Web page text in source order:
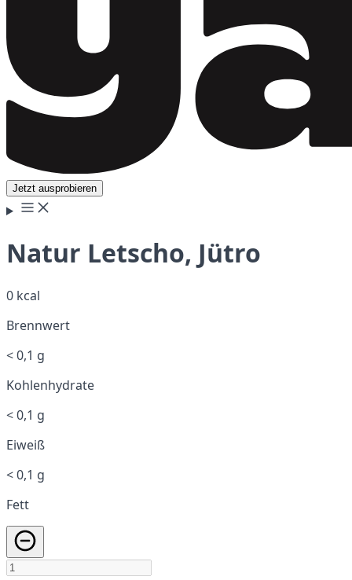
Jetzt ausprobieren
Natur Letscho, Jütro
0 kcal
Brennwert
< 0,1 g
Kohlenhydrate
< 0,1 g
Eiweiß
< 0,1 g
Fett